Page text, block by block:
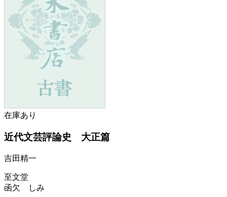
在庫あり
近代文芸評論史 大正篇
吉田精一
至文堂
函欠 しみ